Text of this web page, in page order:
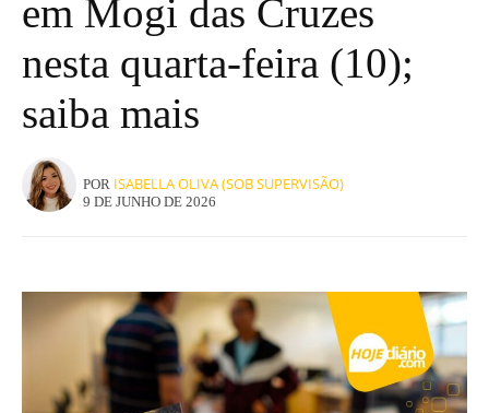
em Mogi das Cruzes
nesta quarta-feira (10);
saiba mais
POR ISABELLA OLIVA (SOB SUPERVISÃO)
9 DE JUNHO DE 2026